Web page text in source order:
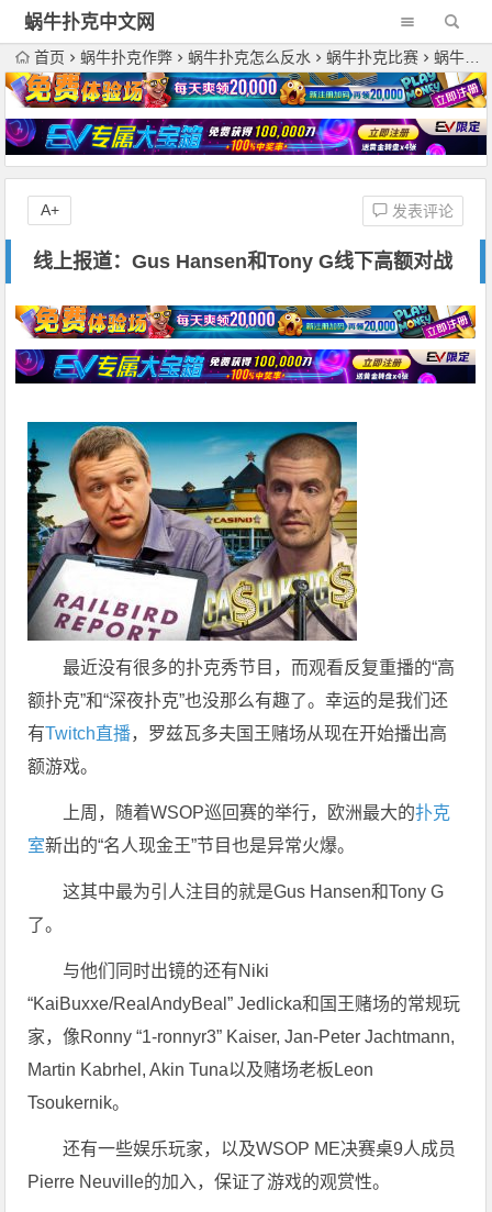
蜗牛扑克中文网
首页 蜗牛扑克作弊 蜗牛扑克怎么反水 蜗牛扑克比赛 蜗牛扑克玩家
线上报道：Gus Hansen和Tony G线下高额对战
发表评论
A+
最近没有很多的扑克秀节目，而观看反复重播的“高
额扑克”和“深夜扑克”也没那么有趣了。幸运的是我们还
有Twitch直播，罗兹瓦多夫国王赌场从现在开始播出高
额游戏。
上周，随着WSOP巡回赛的举行，欧洲最大的扑克
室新出的“名人现金王”节目也是异常火爆。
这其中最为引人注目的就是Gus Hansen和Tony G
了。
与他们同时出镜的还有Niki
“KaiBuxxe/RealAndyBeal” Jedlicka和国王赌场的常规玩
家，像Ronny “1-ronnyr3” Kaiser,Jan-Peter Jachtmann,
Martin Kabrhel, Akin Tuna以及赌场老板Leon
Tsoukernik。
还有一些娱乐玩家，以及WSOP ME决赛桌9人成员
Pierre Neuville的加入，保证了游戏的观赏性。